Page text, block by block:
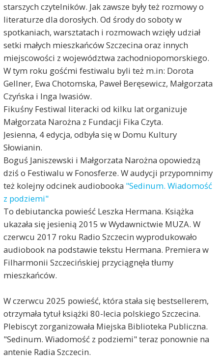
starszych czytelników. Jak zawsze były też rozmowy o
literaturze dla dorosłych. Od środy do soboty w
spotkaniach, warsztatach i rozmowach wzięły udział
setki małych mieszkańców Szczecina oraz innych
miejscowości z województwa zachodniopomorskiego.
W tym roku gośćmi festiwalu byli też m.in: Dorota
Gellner, Ewa Chotomska, Paweł Beręsewicz, Małgorzata
Czyńska i Inga Iwasiów.
Fikuśny Festiwal literacki od kilku lat organizuje
Małgorzata Narożna z Fundacji Fika Czyta.
Jesienna, 4 edycja, odbyła się w Domu Kultury
Słowianin.
Boguś Janiszewski i Małgorzata Narożna opowiedzą
dziś o Festiwalu w Fonosferze. W audycji przypomnimy
też kolejny odcinek audiobooka "Sedinum. Wiadomość
z podziemi"
To debiutancka powieść Leszka Hermana. Książka
ukazała się jesienią 2015 w Wydawnictwie MUZA. W
czerwcu 2017 roku Radio Szczecin wyprodukowało
audiobook na podstawie tekstu Hermana. Premiera w
Filharmonii Szczecińskiej przyciągnęła tłumy
mieszkańców.
W czerwcu 2025 powieść, która stała się bestsellerem,
otrzymała tytuł książki 80-lecia polskiego Szczecina.
Plebiscyt zorganizowała Miejska Biblioteka Publiczna.
"Sedinum. Wiadomość z podziemi" teraz ponownie na
antenie Radia Szczecin.